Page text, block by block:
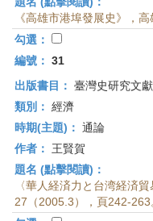
《高雄市港埠發展史》，
勾選：
編號： 31
出版書目： 臺灣史研究文
類別： 經濟
時期(主題)： 通論
作者：
王賢賀
題名 (點擊閱讀)：
〈華人経済力と台湾経済
27（2005.3），頁242-263